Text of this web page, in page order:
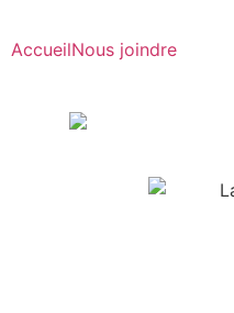
AccueilNous joindre